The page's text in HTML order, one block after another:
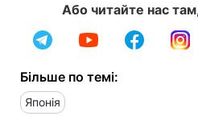
Або читайте нас
Більше по темі:
Японія